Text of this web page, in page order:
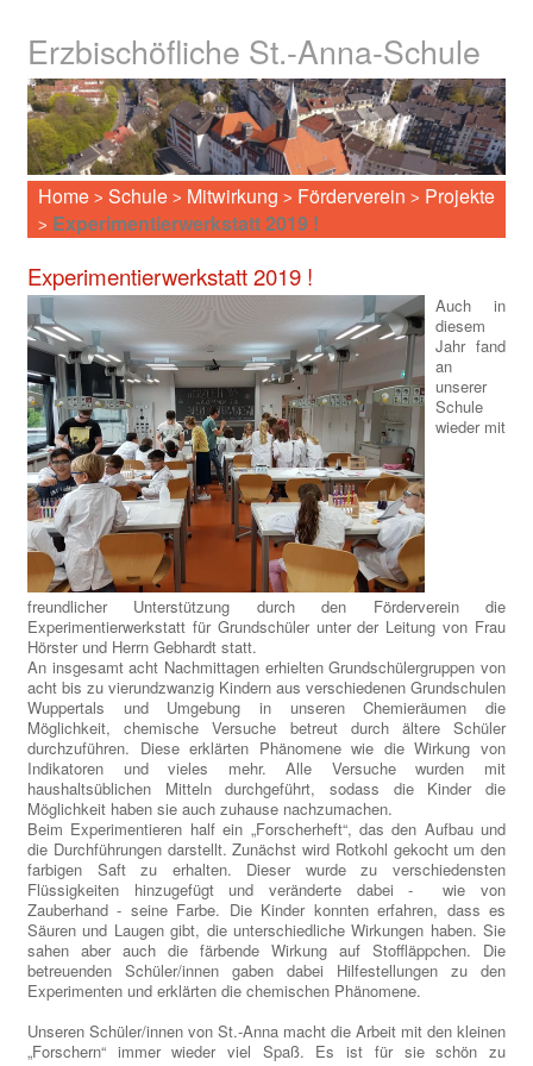
Erzbischöfliche St.-Anna-Schule
Home > Schule > Mitwirkung > Förderverein > Projekte
> Experimentierwerkstatt 2019 !
Experimentierwerkstatt 2019 !
Auch in
diesem
Jahr fand
an
unserer
Schule
wieder mit
freundlicher Unterstützung durch den Förderverein die
Experimentierwerkstatt für Grundschüler unter der Leitung von Frau
Hörster und Herrn Gebhardt statt.
An insgesamt acht Nachmittagen erhielten Grundschülergruppen von
acht bis zu vierundzwanzig Kindern aus verschiedenen Grundschulen
Wuppertals und Umgebung in unseren Chemieräumen die
Möglichkeit, chemische Versuche betreut durch ältere Schüler
durchzuführen. Diese erklärten Phänomene wie die Wirkung von
Indikatoren und vieles mehr. Alle Versuche wurden mit
haushaltsüblichen Mitteln durchgeführt, sodass die Kinder die
Möglichkeit haben sie auch zuhause nachzumachen.
Beim Experimentieren half ein „Forscherheft“, das den Aufbau und
die Durchführungen darstellt. Zunächst wird Rotkohl gekocht um den
farbigen Saft zu erhalten. Dieser wurde zu verschiedensten
Flüssigkeiten hinzugefügt und veränderte dabei - wie von
Zauberhand - seine Farbe. Die Kinder konnten erfahren, dass es
Säuren und Laugen gibt, die unterschiedliche Wirkungen haben. Sie
sahen aber auch die färbende Wirkung auf Stoffläppchen. Die
betreuenden Schüler/innen gaben dabei Hilfestellungen zu den
Experimenten und erklärten die chemischen Phänomene.
Unseren Schüler/innen von St.-Anna macht die Arbeit mit den kleinen
„Forschern“ immer wieder viel Spaß. Es ist für sie schön zu